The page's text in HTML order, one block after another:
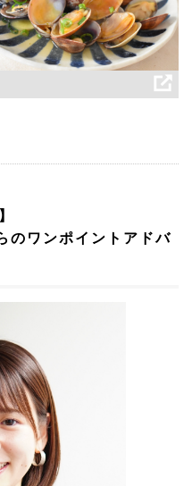
のワンポイントアドバ